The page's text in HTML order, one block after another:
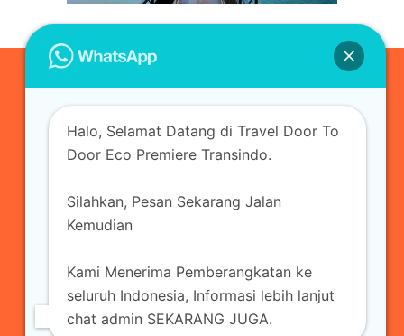
admin@ecopremieretransindo.com
Home
Travel
Kirim Paket Blog Travel Kontak
Halo, Selamat Datang di Travel Door To
Door Eco Premiere Transindo.
Silahkan, Pesan Sekarang Jalan
Kemudian
Kami Menerima Pemberangkatan ke
seluruh Indonesia, Informasi lebih lanjut
chat admin SEKARANG JUGA.